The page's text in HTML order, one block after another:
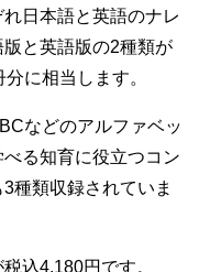
日本語と英語のナレ
と英語版の2種類が
に相当します。
などのアルファベッ
る知育に役立つコン
種類収録されていま
込4,180円です。